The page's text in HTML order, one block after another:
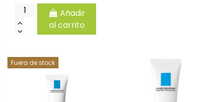
Añadir
al carrito
Fuera de stock